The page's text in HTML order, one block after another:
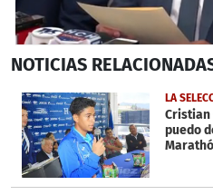
seconds
59
seconds
NOTICIAS
LA
Cristian
puedo